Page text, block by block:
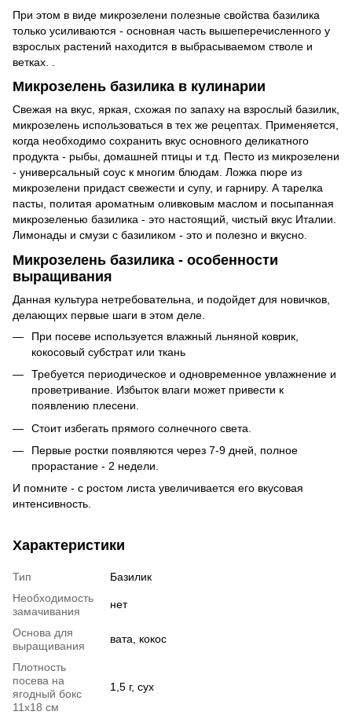
При этом в виде микрозелени полезные свойства базилика
только усиливаются - основная часть вышеперечисленного у
взрослых растений находится в выбрасываемом стволе и
ветках. .
Микрозелень базилика в кулинарии
Свежая на вкус, яркая, схожая по запаху на взрослый базилик,
микрозелень использоваться в тех же рецептах. Применяется,
когда необходимо сохранить вкус основного деликатного
продукта - рыбы, домашней птицы и т.д. Песто из микрозелени
- универсальный соус к многим блюдам. Ложка пюре из
микрозелени придаст свежести и супу, и гарниру. А тарелка
пасты, политая ароматным оливковым маслом и посыпанная
микрозеленью базилика - это настоящий, чистый вкус Италии.
Лимонады и смузи с базиликом - это и полезно и вкусно.
Микрозелень базилика - особенности
выращивания
Данная культура нетребовательна, и подойдет для новичков,
делающих первые шаги в этом деле.
При посеве используется влажный льняной коврик,
кокосовый субстрат или ткань
Требуется периодическое и одновременное увлажнение и
проветривание. Избыток влаги может привести к
появлению плесени.
Стоит избегать прямого солнечного света.
Первые ростки появляются через 7-9 дней, полное
прорастание - 2 недели.
И помните - с ростом листа увеличивается его вкусовая
интенсивность.
Характеристики
Тип
Базилик
Необходимость
замачивания
нет
Основа для
выращивания
вата, кокос
Плотность
посева на
ягодный бокс
11х18 см
1,5 г, сух